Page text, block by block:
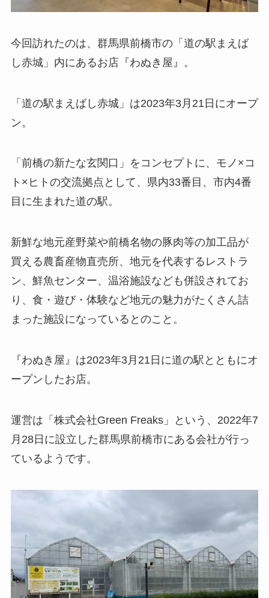
今回訪れたのは、群馬県前橋市の「道の駅まえば
し赤城」内にあるお店『わぬき屋』。
「道の駅まえばし赤城」は2023年3月21日にオープ
ン。
「前橋の新たな玄関口」をコンセプトに、モノ×コ
ト×ヒトの交流拠点として、県内33番目、市内4番
目に生まれた道の駅。
新鮮な地元産野菜や前橋名物の豚肉等の加工品が
買える農畜産物直売所、地元を代表するレストラ
ン、鮮魚センター、温浴施設なども併設されてお
り、食・遊び・体験など地元の魅力がたくさん詰
まった施設になっているとのこと。
『わぬき屋』は2023年3月21日に道の駅とともにオ
ープンしたお店。
運営は「株式会社Green Freaks」という、2022年7
月28日に設立した群馬県前橋市にある会社が行っ
ているようです。